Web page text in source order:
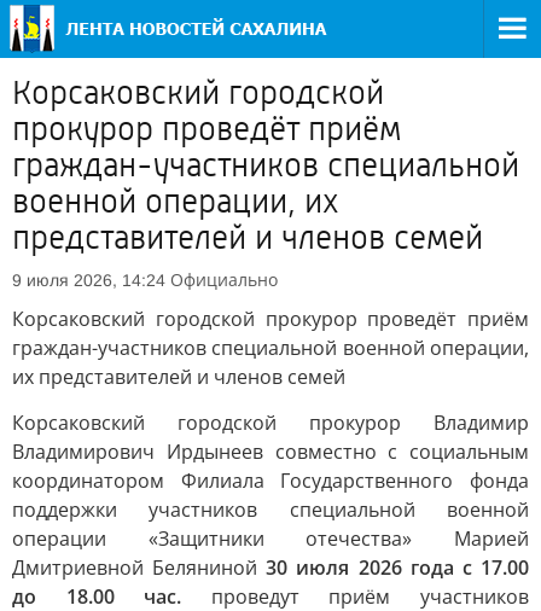
Корсаковский городской
прокурор проведёт приём
граждан-участников специальной
военной операции, их
представителей и членов семей
9 июля 2026, 14:24 Официально
Корсаковский городской прокурор проведёт приём
граждан-участников специальной военной операции,
их представителей и членов семей
Корсаковский городской прокурор Владимир
Владимирович Ирдынеев совместно с социальным
координатором Филиала Государственного фонда
поддержки участников специальной военной
операции «Защитники отечества» Марией
Дмитриевной Беляниной30 июля 2026 года с 17.00
до 18.00 час. проведут приём участников